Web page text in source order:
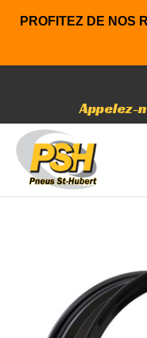
PROFITEZ DE NOS
Appelez-